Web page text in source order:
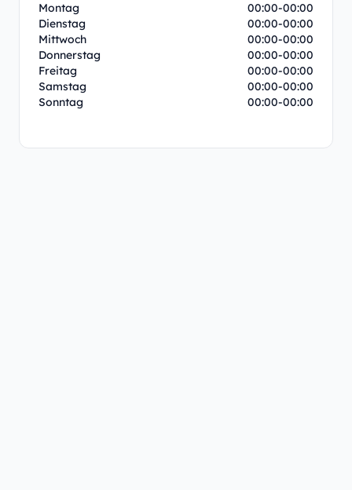
Montag
00:00-00:00
Dienstag
00:00-00:00
Mittwoch
00:00-00:00
Donnerstag
00:00-00:00
Freitag
00:00-00:00
Samstag
00:00-00:00
Sonntag
00:00-00:00